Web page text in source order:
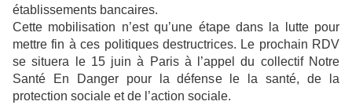
établissements bancaires.
Cette mobilisation n’est qu’une étape dans la lutte pour
mettre fin à ces politiques destructrices. Le prochain RDV
se situera le 15 juin à Paris à l’appel du collectif Notre
Santé En Danger pour la défense le la santé, de la
protection sociale et de l’action sociale.